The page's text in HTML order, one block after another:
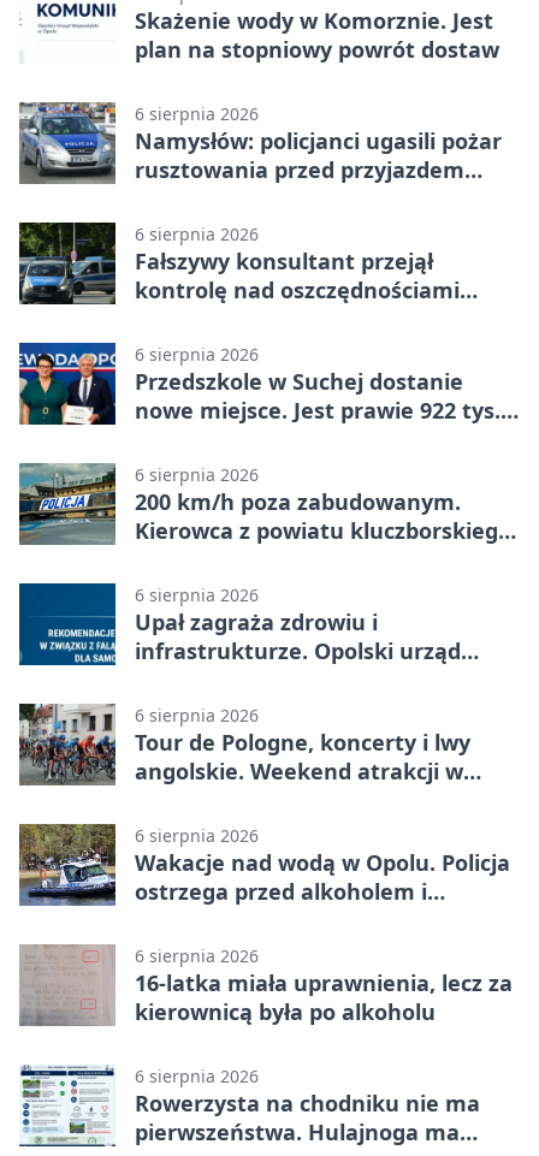
Skażenie wody w Komorznie. Jest
plan na stopniowy powrót dostaw
6 sierpnia 2026
Namysłów: policjanci ugasili pożar
rusztowania przed przyjazdem
6 sierpnia 2026
Fałszywy konsultant przejął
kontrolę nad oszczędnościami
6 sierpnia 2026
Przedszkole w Suchej dostanie
nowe miejsce. Jest prawie 922 tys.
6 sierpnia 2026
200 km/h poza zabudowanym.
Kierowca z powiatu kluczborskiego
6 sierpnia 2026
Upał zagraża zdrowiu i
infrastrukturze. Opolski urząd
6 sierpnia 2026
Tour de Pologne, koncerty i lwy
angolskie. Weekend atrakcji w
6 sierpnia 2026
Wakacje nad wodą w Opolu. Policja
ostrzega przed alkoholem i
6 sierpnia 2026
16-latka miała uprawnienia, lecz za
kierownicą była po alkoholu
6 sierpnia 2026
Rowerzysta na chodniku nie ma
pierwszeństwa. Hulajnoga ma